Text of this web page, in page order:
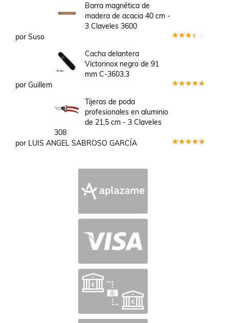
Barra magnética de
madera de acacia 40 cm -
3 Claveles 3600
por Suso
Cacha delantera
Victorinox negro de 91
mm C-3603.3
por Guillem
Tijeras de poda
profesionales en aluminio
de 21,5 cm - 3 Claveles
308
por LUIS ANGEL SABROSO GARCÍA